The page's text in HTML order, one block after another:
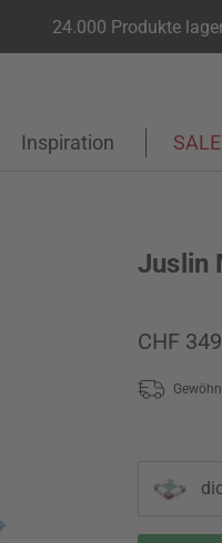
24.000 Produkte
Inspiration SALE
Juslin
CHF